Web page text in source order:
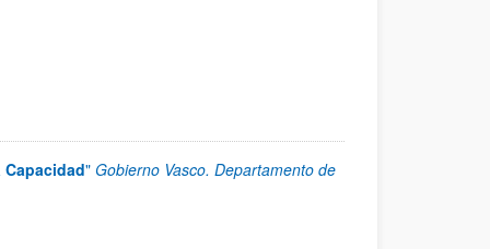
" Gobierno Vasco. Departamento de